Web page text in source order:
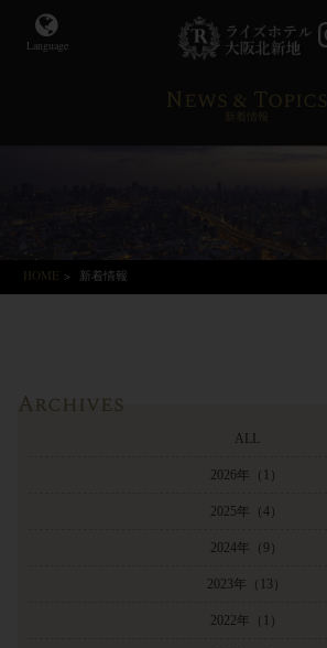
Language
News & Topics
HOME > 新着情報
Archives
ALL
2026年 （1）
2025年 （4）
2024年 （9）
2023年 （13）
2022年 （1）